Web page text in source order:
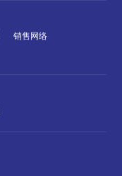
销售网络